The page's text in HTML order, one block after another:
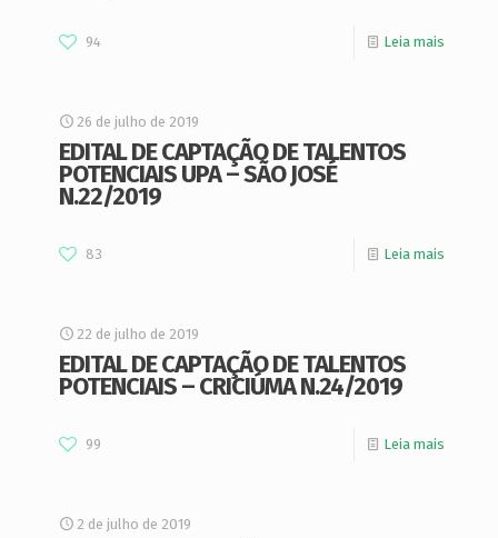
94 Leia mais
26 de julho de 2019
EDITAL DE CAPTAÇÃO DE TALENTOS
POTENCIAIS UPA – SÃO JOSÉ
N.22/2019
83 Leia mais
22 de julho de 2019
EDITAL DE CAPTAÇÃO DE TALENTOS
POTENCIAIS – CRICIÚMA N.24/2019
99 Leia mais
2 de julho de 2019